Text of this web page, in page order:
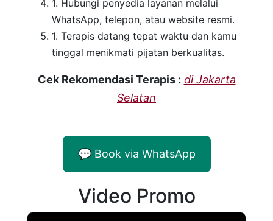
Hubungi penyedia layanan melalui
WhatsApp, telepon, atau website resmi.
Terapis datang tepat waktu dan kamu
tinggal menikmati pijatan berkualitas.
Cek Rekomendasi Terapis : di Jakarta
Selatan
💬 Book via WhatsApp
Video Promo